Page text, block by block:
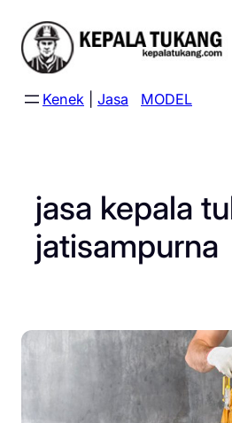
content
Kenek Jasa MODEL
jasa kepala
jatisampurna